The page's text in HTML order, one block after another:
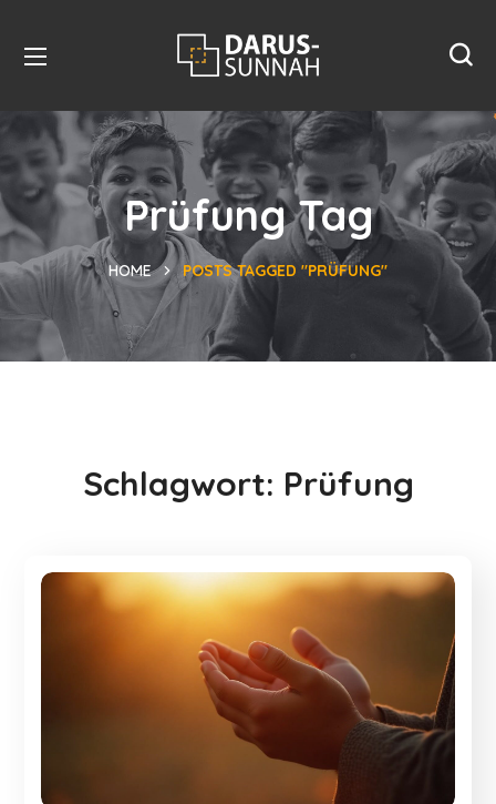
Prüfung Tag
HOME POSTS TAGGED "PRÜFUNG"
Schlagwort: Prüfung